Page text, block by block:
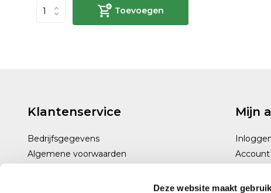
Deze website maakt
Toevoegen
Klantenservice
Bedrijfsgegevens
Algemene voorwaarden
Mijn